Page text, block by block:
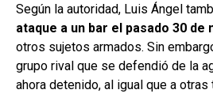
Según la autoridad, Luis Ángel
ataque a un bar el pasado 30 de
otros sujetos armados. Sin
grupo rival que se defendió de la
ahora detenido, al igual que a